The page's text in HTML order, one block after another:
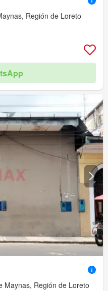
Región de Loreto
Maynas, Región de Loreto